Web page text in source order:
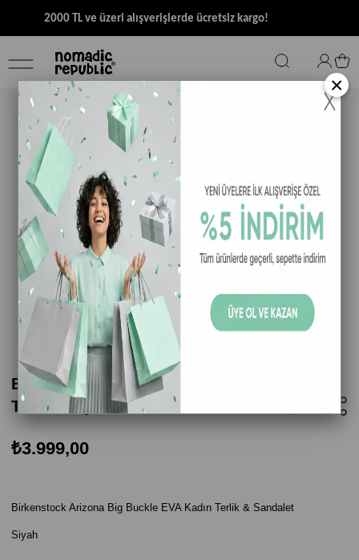
2000 TL ve üzeri alışverişlerde ücretsiz kargo!
Birkenstock Arizona Big Buckle Eva Kadın
Terlik - Siyah
₺3.999,00
Birkenstock Arizona Big Buckle EVA Kadın Terlik & Sandalet
Siyah
×